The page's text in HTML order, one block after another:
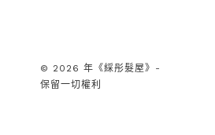
© 2026 年《綵彤髮屋》-
保留一切權利